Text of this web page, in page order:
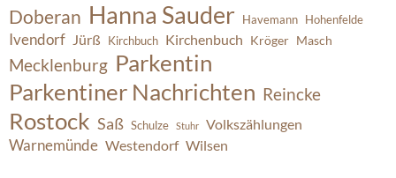
Doberan Hanna Sauder Havemann Hohenfelde
Ivendorf Jürß Kirchbuch Kirchenbuch Kröger Masch
Mecklenburg Parkentin
Parkentiner Nachrichten Reincke
Rostock Saß Schulze Stuhr Volkszählungen
Warnemünde Westendorf Wilsen